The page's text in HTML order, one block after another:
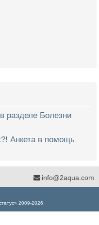
разделе Болезни
Анкета в помощь
info@2aqua.com
2009-2026